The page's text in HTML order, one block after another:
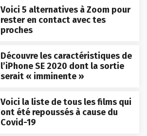
Voici 5 alternatives à Zoom pour
rester en contact avec tes
proches
Découvre les caractéristiques de
l’iPhone SE 2020 dont la sortie
serait « imminente »
Voici la liste de tous les films qui
ont été repoussés à cause du
Covid-19